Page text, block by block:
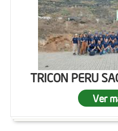
TRICON PERU
Ver